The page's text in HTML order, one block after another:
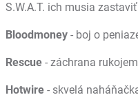
S.W.A.T. ich musia zastaviť
Bloodmoney- boj o
Rescue- záchrana
Hotwire- skvelá